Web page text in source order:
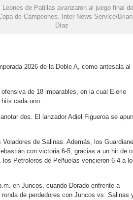
Leones de Patillas avanzaron al juego final de
de Campeones. Inter News Service/Brian
Díaz
2026 de la Doble A, como antesala al
de 18 imparables, en la cual Elerie
cada uno.
dos. El lanzador Adiel Figueroa se
de Salinas. Además, los
con victoria 6-5, gracias a un hit de
Petroleros de Peñuelas vencieron 6-4 a
en Juncos, cuando Dorado enfrente a
de perdedores con Juncos vs. Salinas